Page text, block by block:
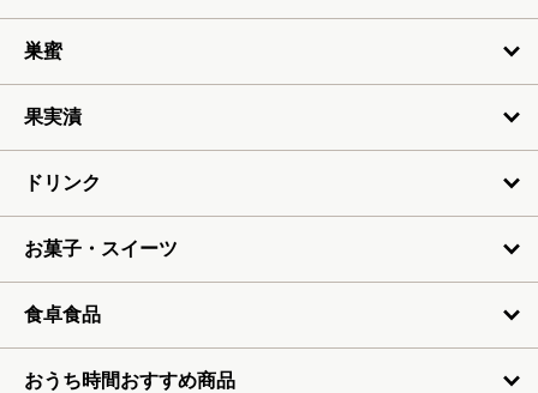
5月
6月
巣蜜
果実漬
ドリンク
お菓子・スイーツ
食卓食品
おうち時間おすすめ商品